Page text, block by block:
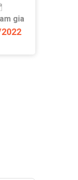
gia